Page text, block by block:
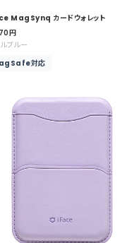
MagSynq カードウォレット
円
ブルー
対応